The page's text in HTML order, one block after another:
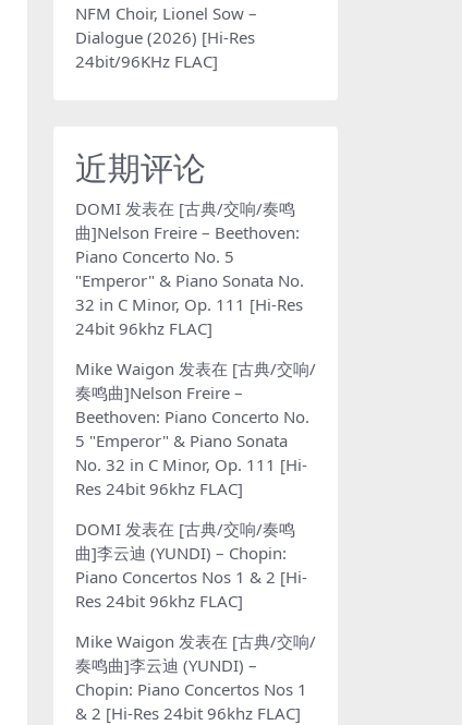
NFM Choir, Lionel Sow –
Dialogue (2026) [Hi-Res
24bit/96KHz FLAC]
近期评论
DOMI 发表在 [古典/交响/奏鸣
曲]Nelson Freire – Beethoven:
Piano Concerto No. 5
"Emperor" & Piano Sonata No.
32 in C Minor, Op. 111 [Hi-Res
24bit 96khz FLAC]
Mike Waigon 发表在 [古典/交响/
奏鸣曲]Nelson Freire –
Beethoven: Piano Concerto No.
5 "Emperor" & Piano Sonata
No. 32 in C Minor, Op. 111 [Hi-
Res 24bit 96khz FLAC]
DOMI 发表在 [古典/交响/奏鸣
曲]李云迪 (YUNDI) – Chopin:
Piano Concertos Nos 1 & 2 [Hi-
Res 24bit 96khz FLAC]
Mike Waigon 发表在 [古典/交响/
奏鸣曲]李云迪 (YUNDI) –
Chopin: Piano Concertos Nos 1
& 2 [Hi-Res 24bit 96khz FLAC]